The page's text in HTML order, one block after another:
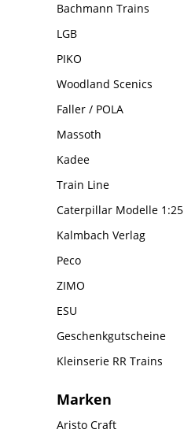
Bachmann Trains
LGB
PIKO
Woodland Scenics
Faller / POLA
Massoth
Kadee
Train Line
Caterpillar Modelle 1:25
Kalmbach Verlag
Peco
ZIMO
ESU
Geschenkgutscheine
Kleinserie RR Trains
Marken
Aristo Craft